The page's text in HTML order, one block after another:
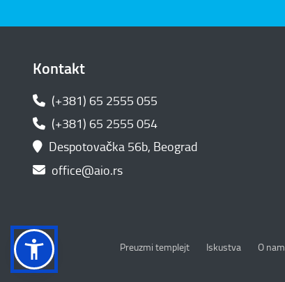
Kontakt
(+381) 65 2555 055
(+381) 65 2555 054
Despotovačka 56b, Beograd
office@aio.rs
Preuzmi templejt Iskustva O